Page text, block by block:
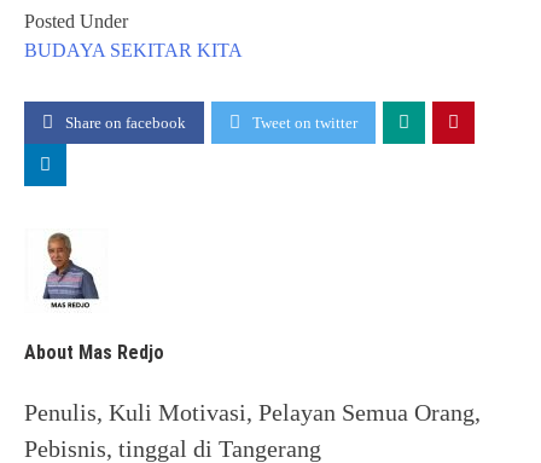
Posted Under
BUDAYA SEKITAR KITA
Share on facebook Tweet on twitter
About Mas Redjo
Penulis, Kuli Motivasi, Pelayan Semua Orang,
Pebisnis, tinggal di Tangerang